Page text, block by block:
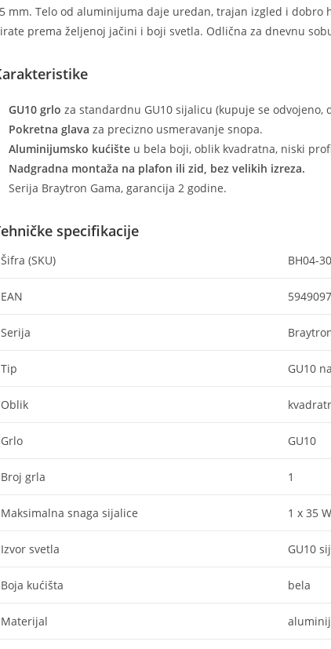
mm. Telo od aluminijuma daje uredan, trajan izgled i dobro
prema željenoj jačini i boji svetla. Odlična za dnevnu
GU10 grlo za standardnu GU10 sijalicu (kupuje se odvojeno,
Pokretna glava za precizno usmeravanje snopa.
Aluminijumsko kućište u bela boji, oblik kvadratna, niski
Nadgradna montaža na plafon ili zid, bez velikih izreza.
Serija Braytron Gama, garancija 2 godine.
specifikacije
Šifra (SKU) BH04-
EAN
Serija
Tip GU10
Oblik
Grlo GU10
Broj grla 1
Maksimalna snaga sijalice 1 x 35 W
Izvor svetla GU10
Boja kućišta bela
Materijal